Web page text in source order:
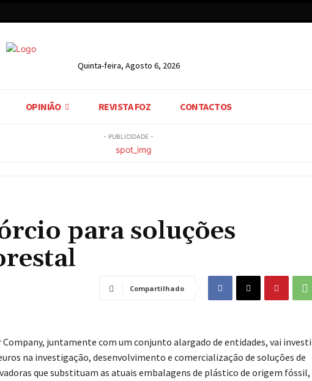
Quinta-feira, Agosto 6, 2026
OPINIÃO REVISTA FOZ CONTACTOS
- PUBLICIDADE -
para soluções
Compartilhado
Company, juntamente com um conjunto alargado de entidades, vai
na investigação, desenvolvimento e comercialização de soluções de
que substituam as atuais embalagens de plástico de origem fóssil,